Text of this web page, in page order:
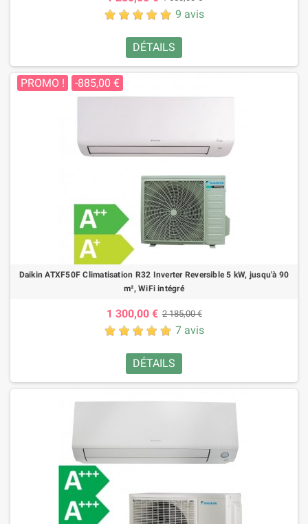
9 avis
DÉTAILS
PROMO ! -885,00 €
Daikin ATXF50F Climatisation R32 Inverter Reversible 5 kW, jusqu'à 90
m², WiFi intégré
1 300,00 € 2 185,00 €
7 avis
DÉTAILS